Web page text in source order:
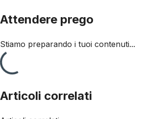
Attendere prego
Stiamo preparando i tuoi contenuti...
Articoli correlati